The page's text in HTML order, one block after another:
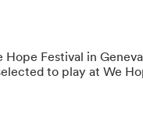
Festival in
to play at We